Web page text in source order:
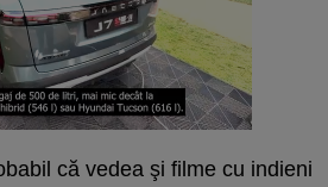
că vedea şi filme cu indieni